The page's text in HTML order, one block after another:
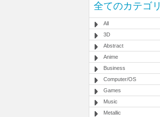
全てのカテゴリ
All
3D
Abstract
Anime
Business
Computer/OS
Games
Music
Metallic